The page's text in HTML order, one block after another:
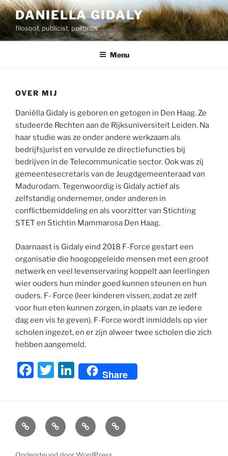
Ga
naar
de
inhoud
DANIELLA GIDALY
filosoof, publicist, politicus
Menu
OVER MIJ
Daniëlla Gidaly is geboren en getogen in Den Haag. Ze
studeerde Rechten aan de Rijksuniversiteit Leiden. Na
haar studie was ze onder andere werkzaam als
bedrijfsjurist en vervulde ze directiefuncties bij
bedrijven in de Telecommunicatie sector. Ook was zij
gemeentesecretaris van de Jeugdgemeenteraad van
Madurodam. Tegenwoordig is Gidaly actief als
zelfstandig ondernemer, onder anderen in
conflictbemiddeling en als voorzitter van Stichting
STET en Stichtin Mammarosa Den Haag.
Daarnaast is Gidaly eind 2018 F-Force gestart een
organisatie die hoogopgeleide mensen met een groot
netwerk en veel levenservaring koppelt aan leerlingen
wier ouders hun minder goed kunnen steunen en hun
ouders. F- Force (leer kinderen vissen, zodat ze zelf
voor hun eten kunnen zorgen, in plaats van ze iedere
dag een vis te geven). F-Force wordt inmiddels op vier
scholen ingezet, en er zijn alweer twee scholen die zich
hebben aangemeld.
F
e
b
o
T
er
Li
n
e
dI
n
Share
Home
Over
Mij
Mediation
en
Polderen
in